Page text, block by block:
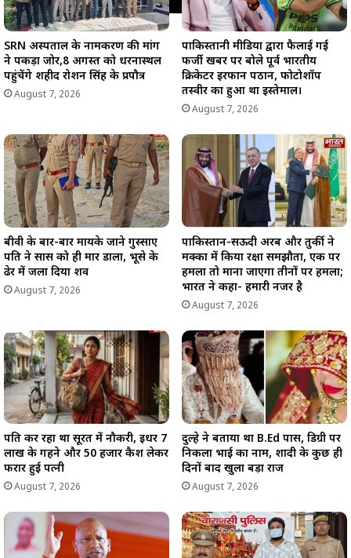
SRN अस्पताल के नामकरण की मांग
ने पकड़ा जोर,8 अगस्त को धरनास्थल
पहुंचेंगे शहीद रोशन सिंह के प्रपौत्र
August 7, 2026
पाकिस्तानी मीडिया द्वारा फैलाई गई
फर्जी खबर पर बोले पूर्व भारतीय
क्रिकेटर इरफान पठान, फोटोशॉप
तस्वीर का हुआ था इस्तेमाल।
August 7, 2026
बीवी के बार-बार मायके जाने गुस्साए
पति ने सास को ही मार डाला, भूसे के
ढेर में जला दिया शव
August 7, 2026
पाकिस्तान-सऊदी अरब और तुर्की ने
मक्का में किया रक्षा समझौता, एक पर
हमला तो माना जाएगा तीनों पर हमला;
भारत ने कहा- हमारी नजर है
August 7, 2026
पति कर रहा था सूरत में नौकरी, इधर 7
लाख के गहने और 50 हजार कैश लेकर
फरार हुई पत्नी
August 7, 2026
दुल्हे ने बताया था B.Ed पास, डिग्री पर
निकला भाई का नाम, शादी के कुछ ही
दिनों बाद खुला बड़ा राज
August 7, 2026